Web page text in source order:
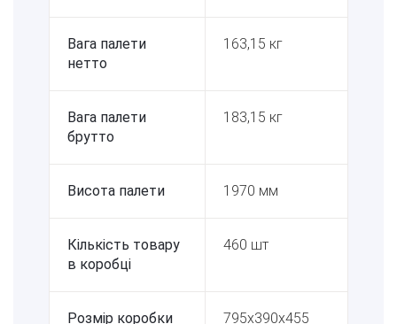
Вага палети
нетто
163,15 кг
Вага палети
брутто
183,15 кг
Висота палети 1970 мм
Кількість товару
в коробці
460 шт
Розмір коробки 795x390x455